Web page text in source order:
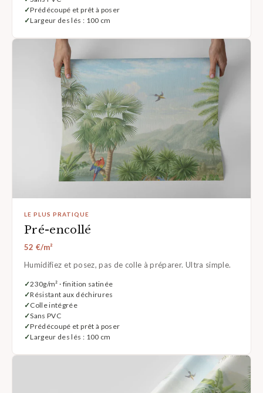
Prédécoupé et prêt à poser
Largeur des lés : 100 cm
LE PLUS PRATIQUE
Pré-encollé
52 €/m²
Humidifiez et posez, pas de colle à préparer. Ultra simple.
230g/m² · finition satinée
Résistant aux déchirures
Colle intégrée
Sans PVC
Prédécoupé et prêt à poser
Largeur des lés : 100 cm